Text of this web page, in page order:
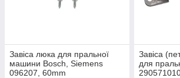
Завіса люка для пральної
машини Bosch, Siemens
096207, 60mm
Завіса
для